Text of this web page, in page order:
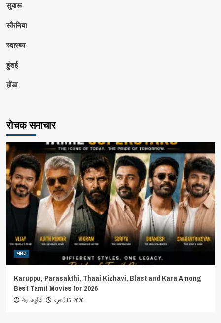
सुबारू
स्कैनिया
स्वास्थ्य
हुंडई
होंडा
रोचक समाचार
भारत
Karuppu, Parasakthi, Thaai Kizhavi, Blast and Kara Among
Best Tamil Movies for 2026
नेहा चतुर्वेदी जुलाई 15, 2026